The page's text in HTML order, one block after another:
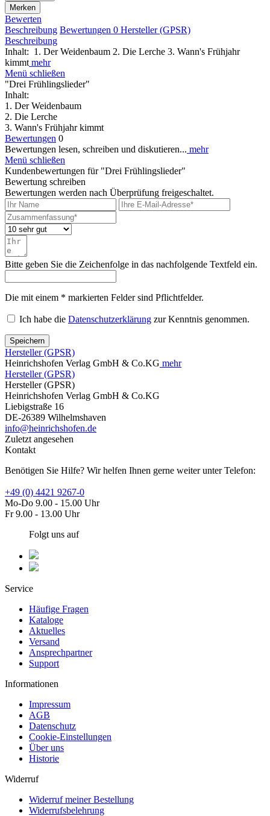
Merken
Bewerten
Beschreibung Bewertungen 0 Hersteller (GPSR)
Beschreibung
Inhalt: 1. Der Weidenbaum 2. Die Lerche 3. Wann's Frühjahr
kimmt mehr
Menü schließen
"Drei Frühlingslieder"
Inhalt:
1. Der Weidenbaum
2. Die Lerche
3. Wann's Frühjahr kimmt
Bewertungen 0
Bewertungen lesen, schreiben und diskutieren... mehr
Menü schließen
Kundenbewertungen für "Drei Frühlingslieder"
Bewertung schreiben
Bewertungen werden nach Überprüfung freigeschaltet.
Bitte geben Sie die Zeichenfolge in das nachfolgende Textfeld ein.
Die mit einem * markierten Felder sind Pflichtfelder.
Ich habe die Datenschutzerklärung zur Kenntnis genommen.
Speichern
Hersteller (GPSR)
Heinrichshofen Verlag GmbH & Co.KG mehr
Hersteller (GPSR)
Hersteller (GPSR)
Heinrichshofen Verlag GmbH & Co.KG
Liebigstraße 16
DE-26389 Wilhelmshaven
info@heinrichshofen.de
Zuletzt angesehen
Kontakt
Benötigen Sie Hilfe? Wir helfen Ihnen gerne weiter unter Telefon:
+49 (0) 4421 9267-0
Mo-Do 9.00 - 15.00 Uhr
Fr 9.00 - 13.00 Uhr
Folgt uns auf
Service
Häufige Fragen
Kataloge
Aktuelles
Versand
Ansprechpartner
Support
Informationen
Impressum
AGB
Datenschutz
Cookie-Einstellungen
Über uns
Historie
Widerruf
Widerruf meiner Bestellung
Widerrufsbelehrung